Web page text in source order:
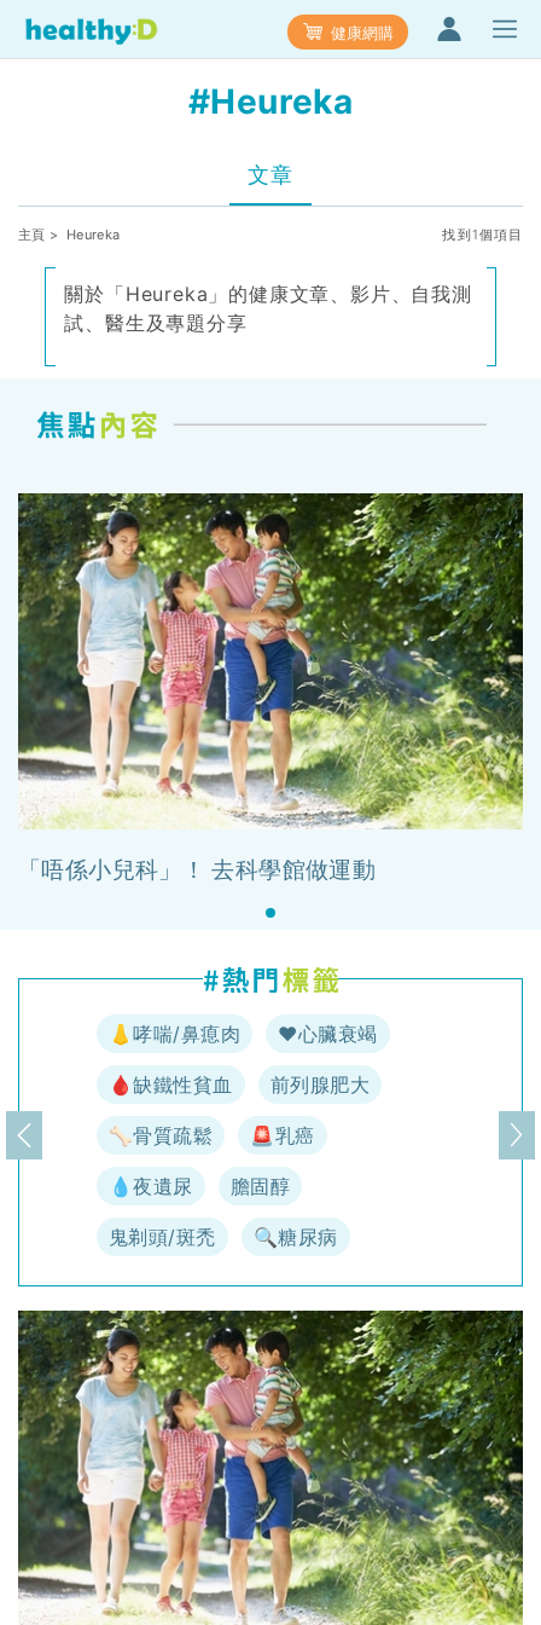
健康網購
#Heureka
文章
主頁 > Heureka 找到1個項目
關於「Heureka」的健康文章、影片、自我測
試、醫生及專題分享
「唔係小兒科」！ 去科學館做運動
👃哮喘/鼻瘜肉 ♥️心臟衰竭
🩸缺鐵性貧血 前列腺肥大
🦴骨質疏鬆 🚨乳癌
💧夜遺尿 膽固醇
鬼剃頭/斑禿 🔍糖尿病
上一頁 下